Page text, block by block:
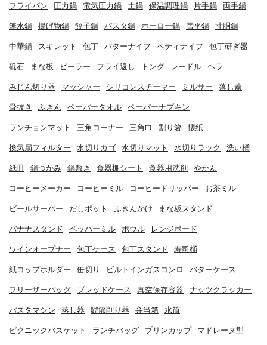
フライパン 圧力鍋 電気圧力鍋 土鍋 保温調理鍋 片手鍋 両手鍋
無水鍋 揚げ物鍋 餃子鍋 パスタ鍋 ホーロー鍋 雪平鍋 寸胴鍋
中華鍋 スキレット 包丁 バターナイフ ペティナイフ 包丁研ぎ器
砥石 まな板 ピーラー フライ返し トング レードル ヘラ
みじん切り器 マッシャー シリコンスチーマー ミルサー 落し蓋
骨抜き ふきん ペーパータオル ペーパーナプキン
ランチョンマット 三角コーナー 三角巾 割り箸 懐紙
換気扇フィルター 水切りカゴ 水切りマット 水切りラック 洗い桶
紙皿 鍋つかみ 鍋敷き 食器棚シート 食器用洗剤 やかん
コーヒーメーカー コーヒーミル コーヒードリッパー お茶ミル
ビールサーバー だしポット ふきんかけ まな板スタンド
バナナスタンド ペッパーミル ボウル レンジボード
ワインオープナー 包丁ケース 包丁スタンド 寿司桶
紙コップホルダー 缶切り ビルトインガスコンロ バターケース
フリーザーバッグ ブレッドケース 真空保存容器 ナッツクラッカー
パスタマシン 蒸し器 鰹節削り器 弁当箱 水筒
ピクニックバスケット ランチバッグ プリンカップ マドレーヌ型